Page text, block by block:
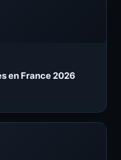
en France 2026